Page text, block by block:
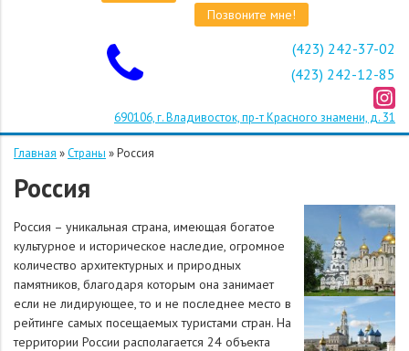
Позвоните мне!
(423) 242-37-02
(423) 242-12-85
690106, г. Владивосток, пр-т Красного знамени, д. 31
ОТЕЛИ
Главная »Страны »Россия
Россия
Россия – уникальная страна, имеющая богатое
культурное и историческое наследие, огромное
количество архитектурных и природных
памятников, благодаря которым она занимает
если не лидирующее, то и не последнее место в
рейтинге самых посещаемых туристами стран. На
территории России располагается 24 объекта